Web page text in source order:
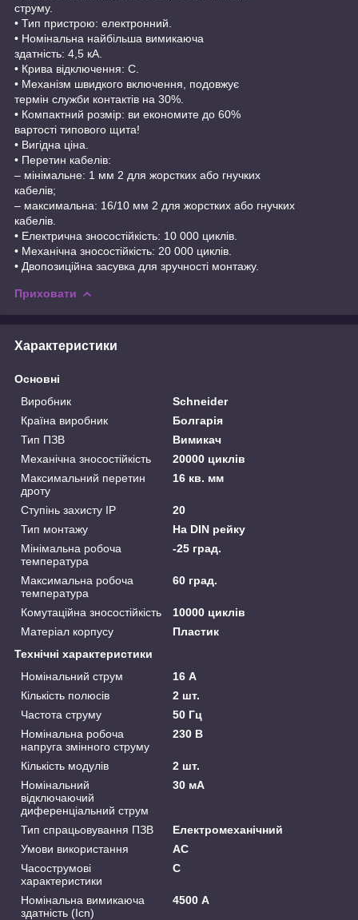
струму.
• Тип пристрою: електронний.
• Номінальна найбільша вимикаюча
здатність: 4,5 кА.
• Крива відключення: С.
• Механізм швидкого включення, подовжує
термін служби контактів на 30%.
• Компактний розмір: ви економите до 60%
вартості типового щита!
• Вигідна ціна.
• Перетин кабелів:
– мінімальне: 1 мм 2 для жорстких або гнучких
кабелів;
– максимальна: 16/10 мм 2 для жорстких або гнучких
кабелів.
• Електрична зносостійкість: 10 000 циклів.
• Механічна зносостійкість: 20 000 циклів.
• Двопозиційна засувка для зручності монтажу.
Приховати
Характеристики
Основні
Виробник
Schneider
Країна виробник
Болгарія
Тип ПЗВ
Вимикач
Механічна зносостійкість
20000 циклів
Максимальний перетин
дроту
16 кв. мм
Ступінь захисту IP
20
Тип монтажу
На DIN рейку
Мінімальна робоча
температура
-25 град.
Максимальна робоча
температура
60 град.
Комутаційна зносостійкість
10000 циклів
Матеріал корпусу
Пластик
Технічні характеристики
Номінальний струм
16 А
Кількість полюсів
2 шт.
Частота струму
50 Гц
Номінальна робоча
напруга змінного струму
230 В
Кількість модулів
2 шт.
Номінальний
відключаючий
диференціальний струм
30 мА
Тип спрацьовування ПЗВ
Електромеханічний
Умови використання
АС
Часострумові
характеристики
C
Номінальна вимикаюча
здатність (Icn)
4500 А